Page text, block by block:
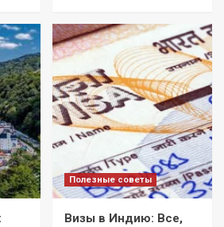
Полезные советы
Визы в Индию: Все,